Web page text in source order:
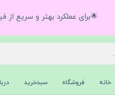
🌟برای عملکرد بهتر و سریع از
خانه فروشگاه سبدخرید